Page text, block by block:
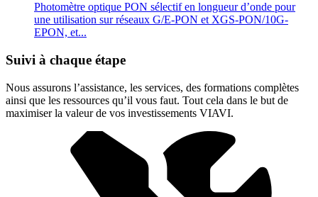
Photomètre optique PON sélectif en longueur d’onde pour
une utilisation sur réseaux G/E-PON et XGS-PON/10G-
EPON, et...
Suivi à chaque étape
Nous assurons l’assistance, les services, des formations complètes
ainsi que les ressources qu’il vous faut. Tout cela dans le but de
maximiser la valeur de vos investissements VIAVI.